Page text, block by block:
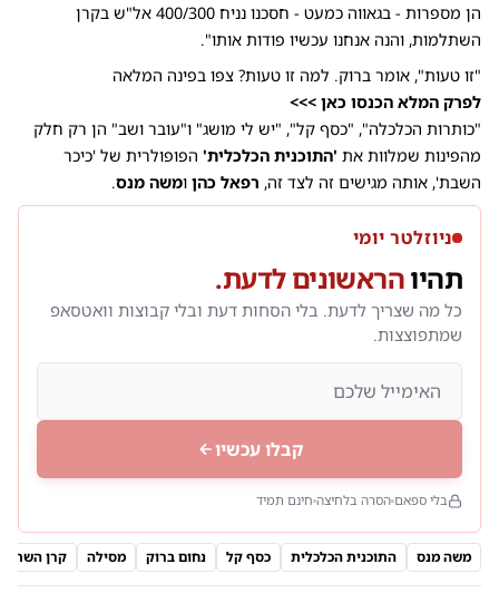
הן מספרות - בגאווה כמעט - חסכנו נניח 400/300 אל"ש בקרן
השתלמות, והנה אנחנו עכשיו פודות אותו".
"זו טעות", אומר ברוק. למה זו טעות? צפו בפינה המלאה
לפרק המלא הכנסו כאן >>>
"כותרות הכלכלה", "כסף קל", "יש לי מושג" ו"עובר ושב" הן רק חלק
מהפינות שמלוות את 'התוכנית הכלכלית' הפופולרית של 'כיכר
השבת', אותה מגישים זה לצד זה, רפאל כהן ומשה מנס.
ניוזלטר יומי
תהיוהראשונים לדעת.
כל מה שצריך לדעת. בלי הסחות דעת ובלי קבוצות וואטסאפ
שמתפוצצות.
קבלו עכשיו
בלי ספאם הסרה בלחיצה חינם תמיד
משה מנס התוכנית הכלכלית כסף קל נחום ברוק מסילה קרן